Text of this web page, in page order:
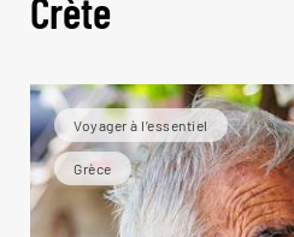
Crète
Voyager à l’essentiel
Grèce